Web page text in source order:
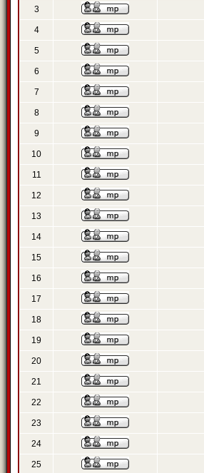
3
4
5
6
7
8
9
10
11
12
13
14
15
16
17
18
19
20
21
22
23
24
25